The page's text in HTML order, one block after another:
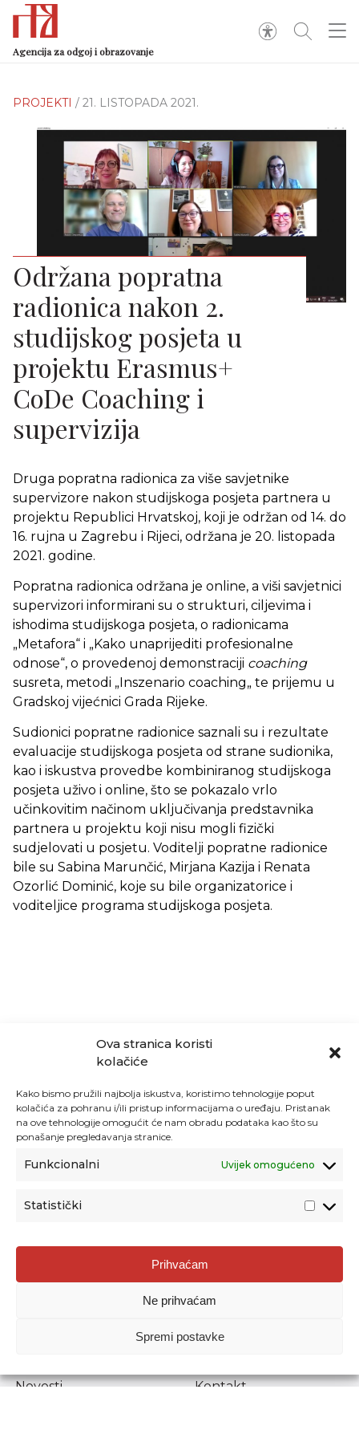
Ova stranica koristi
kolačiće
Kako bismo pružili najbolja iskustva, koristimo tehnologije poput
kolačića za pohranu i/ili pristup informacijama o uređaju. Pristanak
na ove tehnologije omogućit će nam obradu podataka kao što su
ponašanje pregledavanja stranice.
Funkcionalni Uvijek omogućeno
Statistički
Prihvaćam
Ne prihvaćam
Spremi postavke
Agencija za odgoj i obrazovanje
PROJEKTI / 21. LISTOPADA 2021.
Održana popratna
radionica nakon 2.
studijskog posjeta u
projektu Erasmus+
CoDe Coaching i
supervizija
Druga popratna radionica za više savjetnike
supervizore nakon studijskoga posjeta partnera u
projektu Republici Hrvatskoj, koji je održan od 14. do
16. rujna u Zagrebu i Rijeci, održana je 20. listopada
2021. godine.
Popratna radionica održana je online, a viši savjetnici
supervizori informirani su o strukturi, ciljevima i
ishodima studijskoga posjeta, o radionicama
„Metafora“ i „Kako unaprijediti profesionalne
odnose“, o provedenoj demonstraciji coaching
susreta, metodi „Inszenario coaching„ te prijemu u
Gradskoj vijećnici Grada Rijeke.
Sudionici popratne radionice saznali su i rezultate
evaluacije studijskoga posjeta od strane sudionika,
kao i iskustva provedbe kombiniranog studijskoga
posjeta uživo i online, što se pokazalo vrlo
učinkovitim načinom uključivanja predstavnika
partnera u projektu koji nisu mogli fizički
sudjelovati u posjetu. Voditelji popratne radionice
bile su Sabina Marunčić, Mirjana Kazija i Renata
Ozorlić Dominić, koje su bile organizatorice i
voditeljice programa studijskoga posjeta.
Agencija za odgoj i obrazovanje
Donje Svetice 38, 10000 Zagreb
1778129
Prenošenje sadržaja dopušteno je uz navođenje izvora.
Novosti
Kontakt